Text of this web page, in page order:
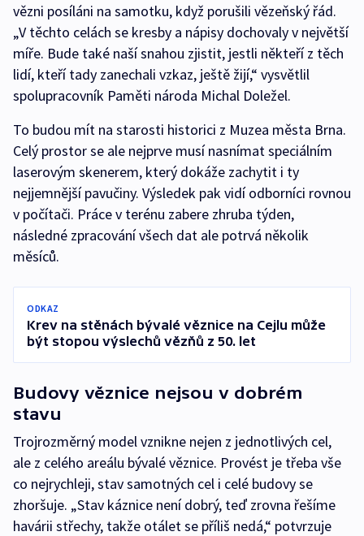
vězni posíláni na samotku, když porušili vězeňský řád.
„V těchto celách se kresby a nápisy dochovaly v největší
míře. Bude také naší snahou zjistit, jestli někteří z těch
lidí, kteří tady zanechali vzkaz, ještě žijí,“ vysvětlil
spolupracovník Paměti národa Michal Doležel.
To budou mít na starosti historici z Muzea města Brna.
Celý prostor se ale nejprve musí nasnímat speciálním
laserovým skenerem, který dokáže zachytit i ty
nejjemnější pavučiny. Výsledek pak vidí odborníci rovnou
v počítači. Práce v terénu zabere zhruba týden,
následné zpracování všech dat ale potrvá několik
měsíců.
ODKAZ
Krev na stěnách bývalé věznice na Cejlu může
být stopou výslechů vězňů z 50. let
Budovy věznice nejsou v dobrém
stavu
Trojrozměrný model vznikne nejen z jednotlivých cel,
ale z celého areálu bývalé věznice. Provést je třeba vše
co nejrychleji, stav samotných cel i celé budovy se
zhoršuje. „Stav káznice není dobrý, teď zrovna řešíme
havárii střechy, takže otálet se příliš nedá,“ potvrzuje